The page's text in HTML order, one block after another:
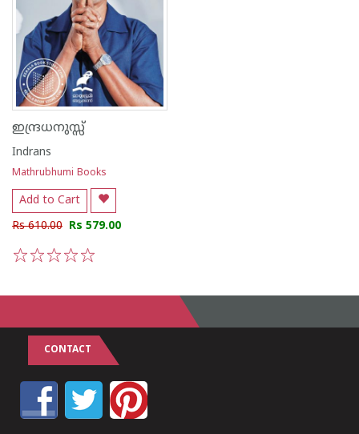
ഇന്ദ്രധനുസ്സ്‌
Indrans
Mathrubhumi Books
Add to Cart
Rs 610.00 Rs 579.00
CONTACT